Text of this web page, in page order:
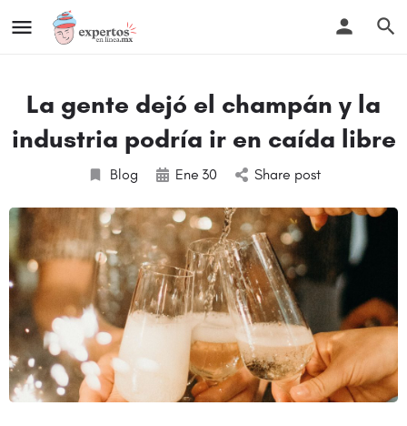
La gente dejó el champán y la
industria podría ir en caída libre
Blog Ene 30 Share post